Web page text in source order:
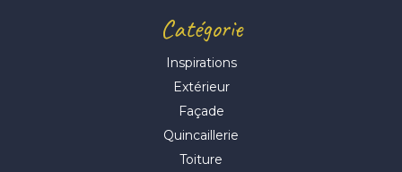
Catégorie
Inspirations
Extérieur
Façade
Quincaillerie
Toiture